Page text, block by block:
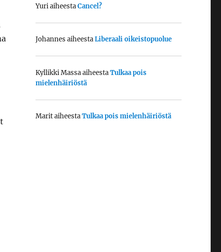
YuriaiheestaCancel?
Johannes aiheestaLiberaali oikeistopuolue
Kyllikki MassaaiheestaTulkaa pois
mielenhäiriöstä
MaritaiheestaTulkaa pois mielenhäiriöstä